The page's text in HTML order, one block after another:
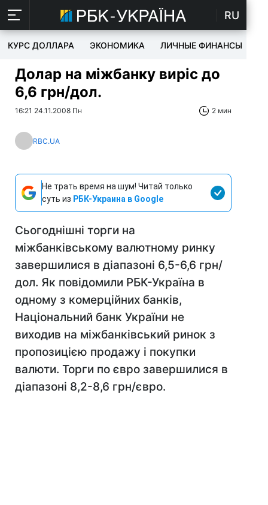
RU
КУРС ДОЛЛАРА ЭКОНОМИКА ЛИЧНЫЕ ФИНАНСЫ
Долар на міжбанку виріс до
6,6 грн/дол.
16:21 24.11.2008 Пн 2 мин
RBC.UA
Не трать время на шум! Читай только
суть из РБК-Украина в Google
Сьогоднішні торги на
міжбанківському валютному ринку
завершилися в діапазоні 6,5-6,6 грн/
дол. Як повідомили РБК-Україна в
одному з комерційних банків,
Національний банк України не
виходив на міжбанківський ринок з
пропозицією продажу і покупки
валюти. Торги по євро завершилися в
діапазоні 8,2-8,6 грн/євро.